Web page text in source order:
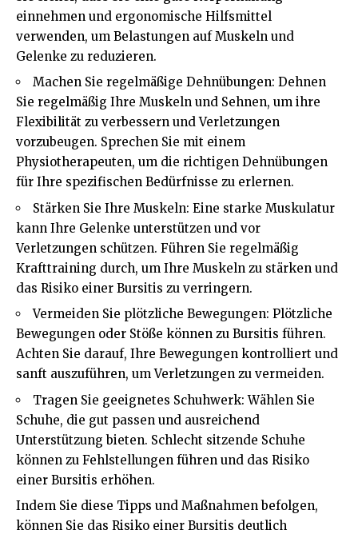
einnehmen und ergonomische Hilfsmittel
verwenden, um Belastungen auf Muskeln und
Gelenke zu reduzieren.
Machen Sie regelmäßige Dehnübungen: Dehnen
Sie regelmäßig Ihre Muskeln und Sehnen, um ihre
Flexibilität zu verbessern und Verletzungen
vorzubeugen. Sprechen Sie mit einem
Physiotherapeuten, um die richtigen Dehnübungen
für Ihre spezifischen Bedürfnisse zu erlernen.
Stärken Sie Ihre Muskeln: Eine starke Muskulatur
kann Ihre Gelenke unterstützen und vor
Verletzungen schützen. Führen Sie regelmäßig
Krafttraining durch, um Ihre Muskeln zu stärken und
das Risiko einer Bursitis zu verringern.
Vermeiden Sie plötzliche Bewegungen: Plötzliche
Bewegungen oder Stöße können zu Bursitis führen.
Achten Sie darauf, Ihre Bewegungen kontrolliert und
sanft auszuführen, um Verletzungen zu vermeiden.
Tragen Sie geeignetes Schuhwerk: Wählen Sie
Schuhe, die gut passen und ausreichend
Unterstützung bieten. Schlecht sitzende Schuhe
können zu Fehlstellungen führen und das Risiko
einer Bursitis erhöhen.
Indem Sie diese Tipps und Maßnahmen befolgen,
können Sie das Risiko einer Bursitis deutlich